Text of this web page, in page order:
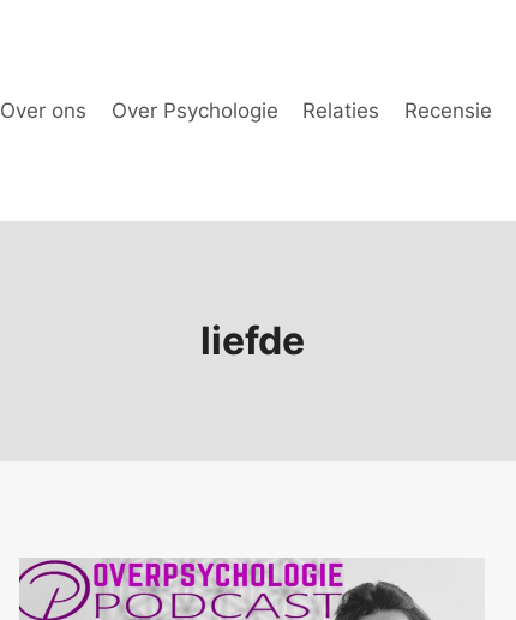
Over ons Over Psychologie Relaties Recensie
liefde